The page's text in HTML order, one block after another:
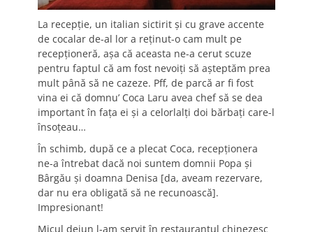
La recepţie, un italian sictirit şi cu grave accente
de cocalar de-al lor a reţinut-o cam mult pe
recepţioneră, aşa că aceasta ne-a cerut scuze
pentru faptul că am fost nevoiţi să aşteptăm prea
mult până să ne cazeze. Pff, de parcă ar fi fost
vina ei că domnu’ Coca Laru avea chef să se dea
important în faţa ei şi a celorlalţi doi bărbaţi care-l
însoţeau…
În schimb, după ce a plecat Coca, recepţionera
ne-a întrebat dacă noi suntem domnii Popa şi
Bârgău şi doamna Denisa [da, aveam rezervare,
dar nu era obligată să ne recunoască].
Impresionant!
Micul dejun l-am servit în restaurantul chinezesc